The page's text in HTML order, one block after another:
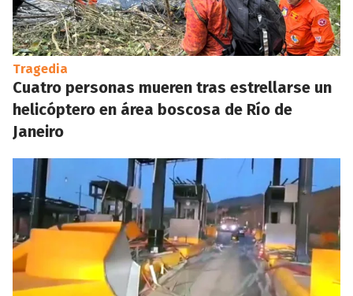
Tragedia
Cuatro personas mueren tras estrellarse un
helicóptero en área boscosa de Río de
Janeiro